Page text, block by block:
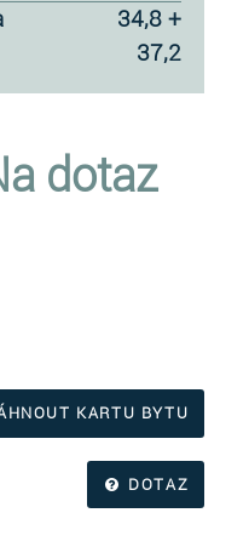
34,8 +
37,2
dotaz
KARTU BYTU
DOTAZ